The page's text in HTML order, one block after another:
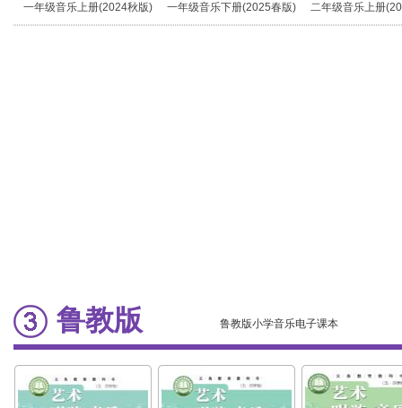
一年级音乐上册(2024秋版) 一年级音乐下册(2025春版) 二年级音乐上册
鲁教版 鲁教版小学音乐电子课本